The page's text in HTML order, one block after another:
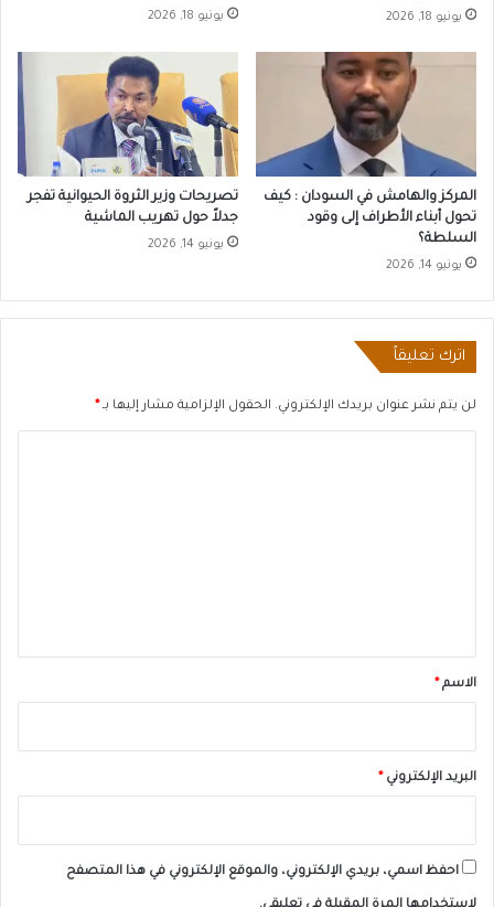
يونيو 18, 2026 يونيو 18, 2026
المركز والهامش في السودان : كيف
تحول أبناء الأطراف إلى وقود
السلطة؟
يونيو 14, 2026
تصريحات وزير الثروة الحيوانية تفجر
جدلاً حول تهريب الماشية
يونيو 14, 2026
اترك تعليقاً
لن يتم نشر عنوان بريدك الإلكتروني. الحقول الإلزامية مشار إليها بـ*
*الاسم*
البريد الإلكتروني*
احفظ اسمي، بريدي الإلكتروني، والموقع الإلكتروني في هذا المتصفح